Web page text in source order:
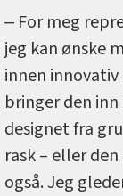
‒ For meg
jeg kan ønske
innen
bringer den
designet fra
rask – eller
også. Jeg